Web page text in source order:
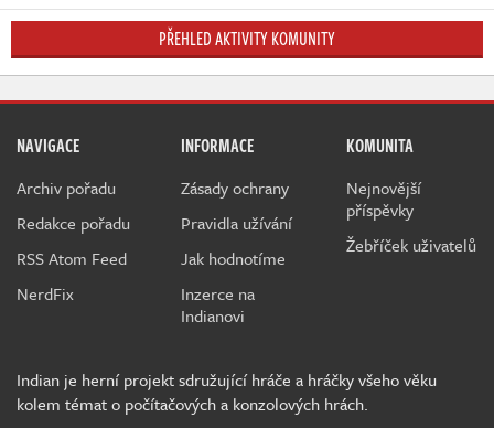
PŘEHLED AKTIVITY KOMUNITY
NAVIGACE
Archiv pořadu
Redakce pořadu
RSS Atom Feed
NerdFix
INFORMACE
Zásady ochrany
Pravidla užívání
Jak hodnotíme
Inzerce na
Indianovi
KOMUNITA
Nejnovější
příspěvky
Žebříček uživatelů
Indian je herní projekt sdružující hráče a hráčky všeho věku
kolem témat o počítačových a konzolových hrách.